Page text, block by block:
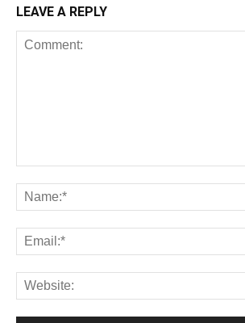
LEAVE A REPLY